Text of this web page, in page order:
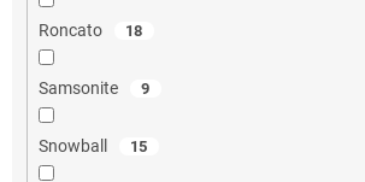
Roncato 18
Samsonite 9
Snowball 15